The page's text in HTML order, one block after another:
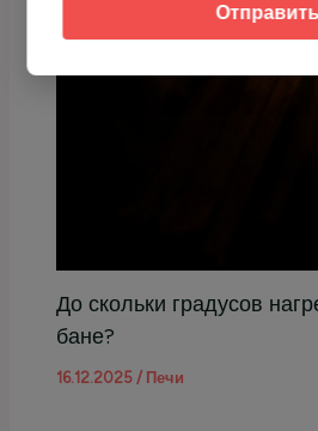
До скольки градусов
бане?
16.12.2025/ Печи
Отправить